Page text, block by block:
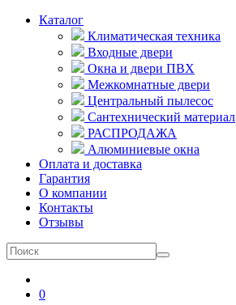
Каталог
Климатическая техника
Входные двери
Окна и двери ПВХ
Межкомнатные двери
Центральный пылесос
Сантехнический материал
РАСПРОДАЖА
Алюминиевые окна
Оплата и доставка
Гарантия
О компании
Контакты
Отзывы
0